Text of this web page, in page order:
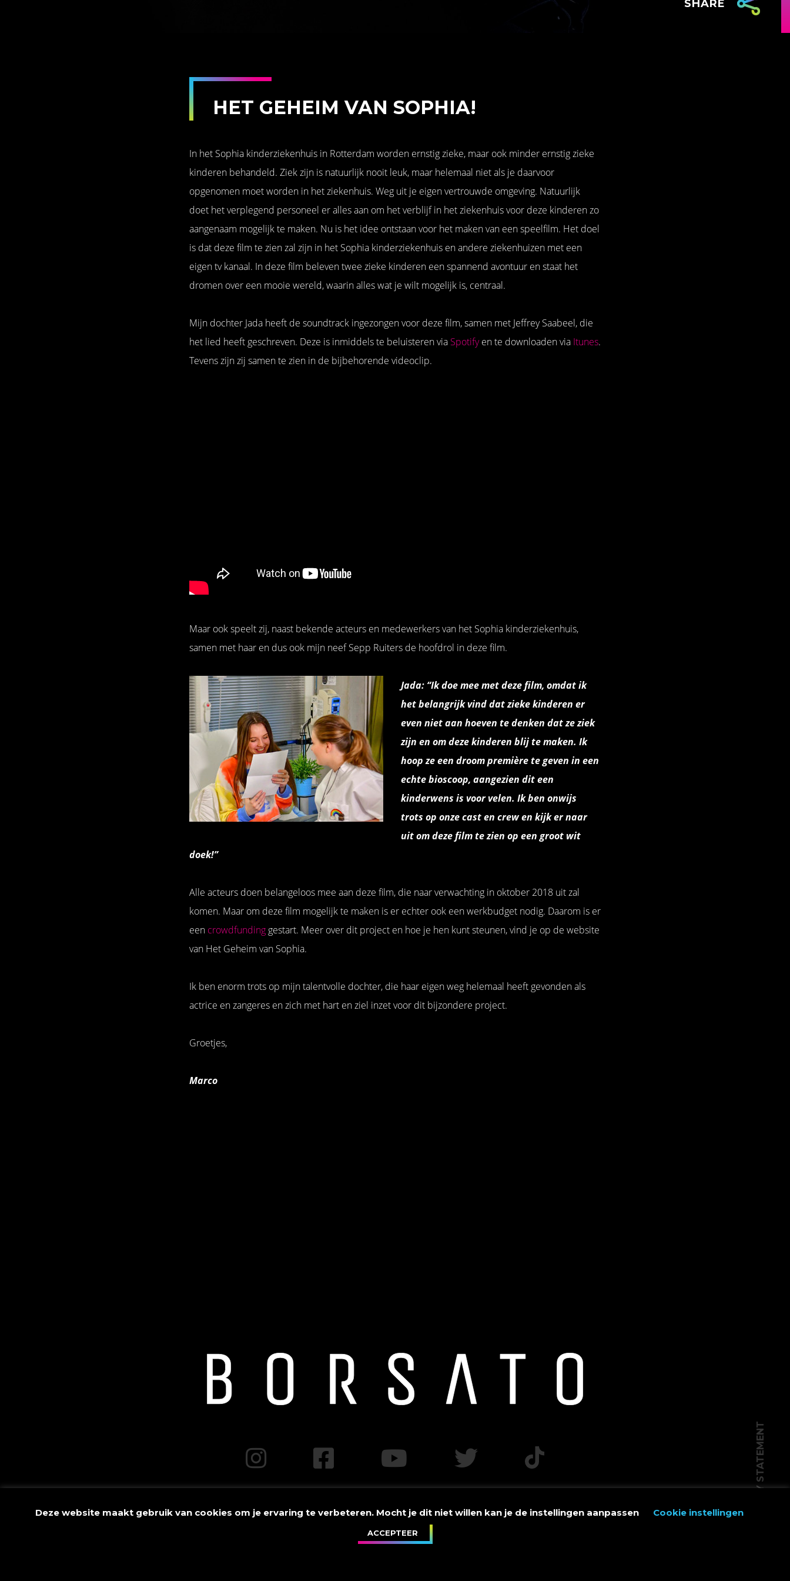
SHARE
HET GEHEIM VAN SOPHIA!
In het Sophia kinderziekenhuis in Rotterdam worden ernstig zieke, maar ook minder ernstig zieke
kinderen behandeld. Ziek zijn is natuurlijk nooit leuk, maar helemaal niet als je daarvoor
opgenomen moet worden in het ziekenhuis. Weg uit je eigen vertrouwde omgeving. Natuurlijk
doet het verplegend personeel er alles aan om het verblijf in het ziekenhuis voor deze kinderen zo
aangenaam mogelijk te maken. Nu is het idee ontstaan voor het maken van een speelfilm. Het doel
is dat deze film te zien zal zijn in het Sophia kinderziekenhuis en andere ziekenhuizen met een
eigen tv kanaal. In deze film beleven twee zieke kinderen een spannend avontuur en staat het
dromen over een mooie wereld, waarin alles wat je wilt mogelijk is, centraal.
Mijn dochter Jada heeft de soundtrack ingezongen voor deze film, samen met Jeffrey Saabeel, die
het lied heeft geschreven. Deze is inmiddels te beluisteren via Spotifyen te downloaden via Itunes.
Tevens zijn zij samen te zien in de bijbehorende videoclip.
Maar ook speelt zij, naast bekende acteurs en medewerkers van het Sophia kinderziekenhuis,
samen met haar en dus ook mijn neef Sepp Ruiters de hoofdrol in deze film.
Jada: “Ik doe mee met deze film, omdat ik
het belangrijk vind dat zieke kinderen er
even niet aan hoeven te denken dat ze ziek
zijn en om deze kinderen blij te maken. Ik
hoop ze een droom première te geven in een
echte bioscoop, aangezien dit een
kinderwens is voor velen. Ik ben onwijs
trots op onze cast en crew en kijk er naar
uit om deze film te zien op een groot wit
doek!”
Alle acteurs doen belangeloos mee aan deze film, die naar verwachting in oktober 2018 uit zal
komen. Maar om deze film mogelijk te maken is er echter ook een werkbudget nodig. Daarom is er
een crowdfunding gestart. Meer over dit project en hoe je hen kunt steunen, vind je op de website
van Het Geheim van Sophia.
Ik ben enorm trots op mijn talentvolle dochter, die haar eigen weg helemaal heeft gevonden als
actrice en zangeres en zich met hart en ziel inzet voor dit bijzondere project.
Groetjes,
Marco
PRIVACY STATEMENT
Deze website maakt gebruik van cookies om je ervaring te verbeteren. Mocht je dit niet willen kan je de instellingen aanpassen Cookie instellingen
ACCEPTEER